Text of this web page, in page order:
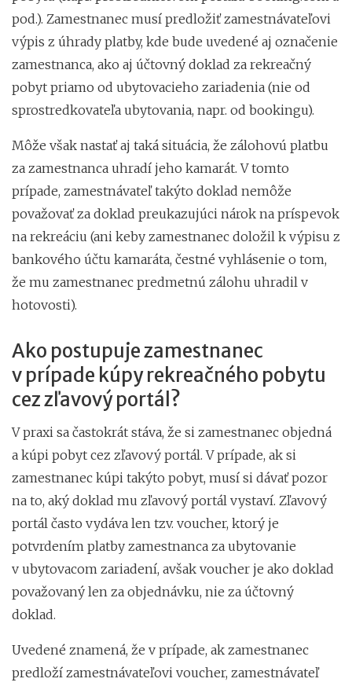
pod.). Zamestnanec musí predložiť zamestnávateľovi
výpis z úhrady platby, kde bude uvedené aj označenie
zamestnanca, ako aj účtovný doklad za rekreačný
pobyt priamo od ubytovacieho zariadenia (nie od
sprostredkovateľa ubytovania, napr. od bookingu).
Môže však nastať aj taká situácia, že zálohovú platbu
za zamestnanca uhradí jeho kamarát. V tomto
prípade, zamestnávateľ takýto doklad nemôže
považovať za doklad preukazujúci nárok na príspevok
na rekreáciu (ani keby zamestnanec doložil k výpisu z
bankového účtu kamaráta, čestné vyhlásenie o tom,
že mu zamestnanec predmetnú zálohu uhradil v
hotovosti).
Ako postupuje zamestnanec
v prípade kúpy rekreačného pobytu
cez zľavový portál?
V praxi sa častokrát stáva, že si zamestnanec objedná
a kúpi pobyt cez zľavový portál. V prípade, ak si
zamestnanec kúpi takýto pobyt, musí si dávať pozor
na to, aký doklad mu zľavový portál vystaví. Zľavový
portál často vydáva len tzv. voucher, ktorý je
potvrdením platby zamestnanca za ubytovanie
v ubytovacom zariadení, avšak voucher je ako doklad
považovaný len za objednávku, nie za účtovný
doklad.
Uvedené znamená, že v prípade, ak zamestnanec
predloží zamestnávateľovi voucher, zamestnávateľ